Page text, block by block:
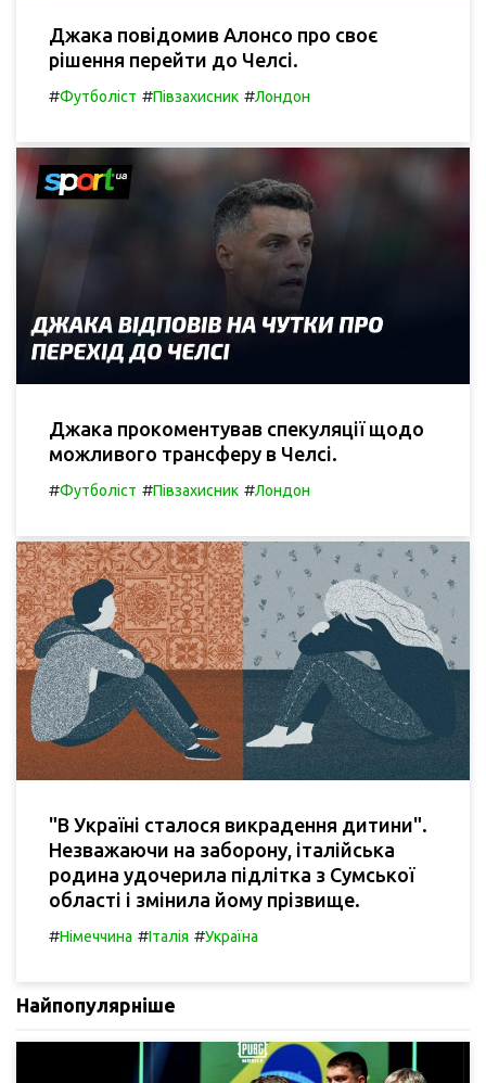
Джака повідомив Алонсо про своє
рішення перейти до Челсі.
#Футболіст #Півзахисник #Лондон
Джака прокоментував спекуляції щодо
можливого трансферу в Челсі.
#Футболіст #Півзахисник #Лондон
"В Україні сталося викрадення дитини".
Незважаючи на заборону, італійська
родина удочерила підлітка з Сумської
області і змінила йому прізвище.
#Німеччина #Італія #Україна
Найпопулярніше